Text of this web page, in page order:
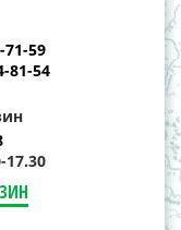
59
81-54
17.30